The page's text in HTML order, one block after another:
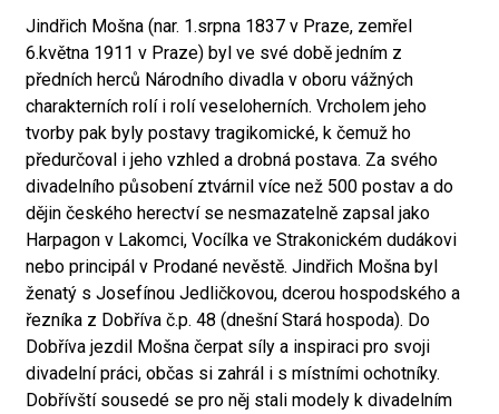
Jindřich Mošna (nar. 1.srpna 1837 v Praze, zemřel
6.května 1911 v Praze) byl ve své době jedním z
předních herců Národního divadla v oboru vážných
charakterních rolí i rolí veseloherních. Vrcholem jeho
tvorby pak byly postavy tragikomické, k čemuž ho
předurčoval i jeho vzhled a drobná postava. Za svého
divadelního působení ztvárnil více než 500 postav a do
dějin českého herectví se nesmazatelně zapsal jako
Harpagon v Lakomci, Vocílka ve Strakonickém dudákovi
nebo principál v Prodané nevěstě. Jindřich Mošna byl
ženatý s Josefínou Jedličkovou, dcerou hospodského a
řezníka z Dobříva č.p. 48 (dnešní Stará hospoda). Do
Dobříva jezdil Mošna čerpat síly a inspiraci pro svoji
divadelní práci, občas si zahrál i s místními ochotníky.
Dobřívští sousedé se pro něj stali modely k divadelním